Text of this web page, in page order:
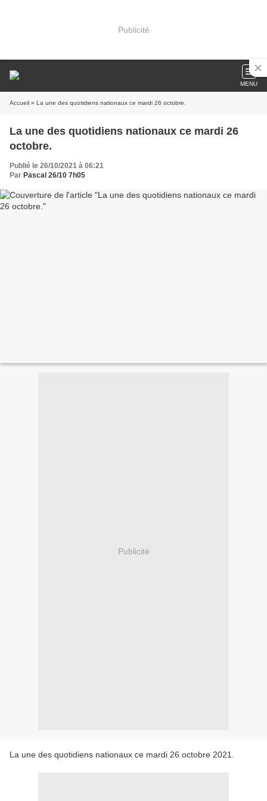
Publicité
MENU
Accueil » La une des quotidiens nationaux ce mardi 26 octobre.
La une des quotidiens nationaux ce mardi 26
octobre.
Publié le 26/10/2021 à 06:21
Par Pascal 26/10 7h05
Publicité
La une des quotidiens nationaux ce mardi 26 octobre 2021.